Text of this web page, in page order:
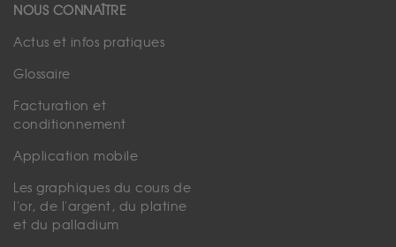
NOUS CONNAÎTRE
Actus et infos pratiques
Glossaire
Facturation et
conditionnement
Application mobile
Les graphiques du cours de
l'or, de l'argent, du platine
et du palladium